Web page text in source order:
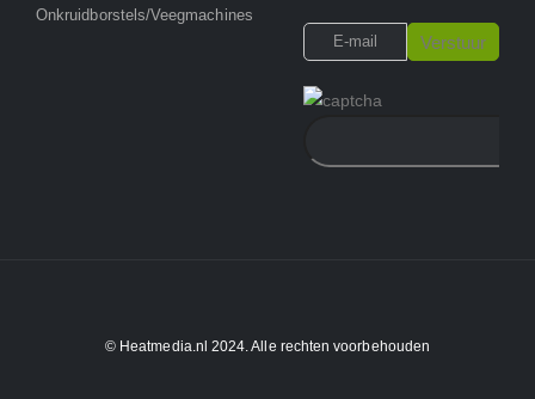
Onkruidborstels/Veegmachines
© Heatmedia.nl 2024. Alle rechten voorbehouden